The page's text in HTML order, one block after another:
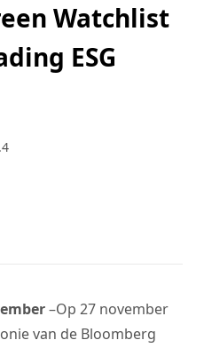
Watchlist
ESG
–Op 27 november
van de Bloomberg